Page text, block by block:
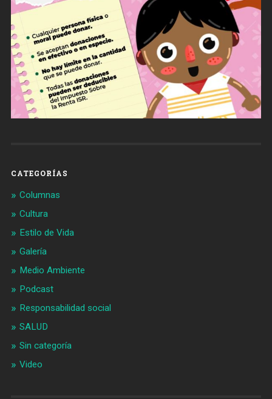
CATEGORÍAS
Columnas
Cultura
Estilo de Vida
Galería
Medio Ambiente
Podcast
Responsabilidad social
SALUD
Sin categoría
Video